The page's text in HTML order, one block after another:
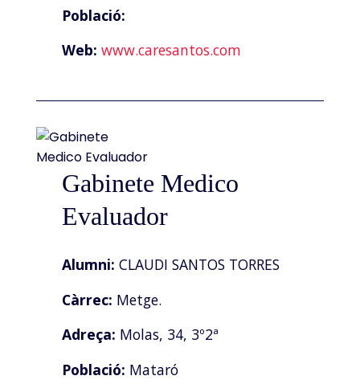
Població:
Web: www.caresantos.com
Gabinete Medico
Evaluador
Alumni: CLAUDI SANTOS TORRES
Càrrec: Metge.
Adreça: Molas, 34, 3º2ª
Població: Mataró